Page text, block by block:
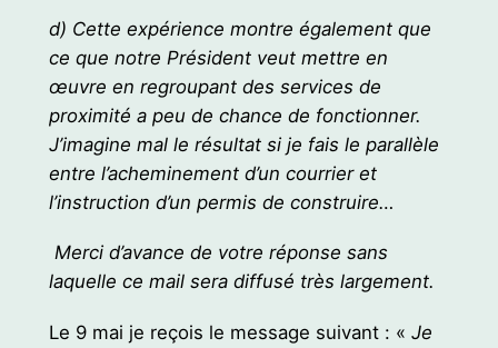
d) Cette expérience montre également que
ce que notre Président veut mettre en
œuvre en regroupant des services de
proximité a peu de chance de fonctionner.
J’imagine mal le résultat si je fais le parallèle
entre l’acheminement d’un courrier et
l’instruction d’un permis de construire…
Merci d’avance de votre réponse sans
laquelle ce mail sera diffusé très largement.
Le 9 mai je reçois le message suivant : « Je